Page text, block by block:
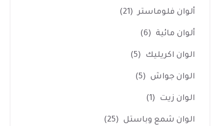
ألوان فلوماستر (21)
ألوان مائية (6)
الوان اكريليك (5)
الوان جواش (5)
الوان زيت (1)
الوان شمع وباستل (25)